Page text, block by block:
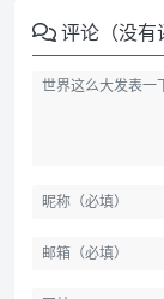
评论（没有